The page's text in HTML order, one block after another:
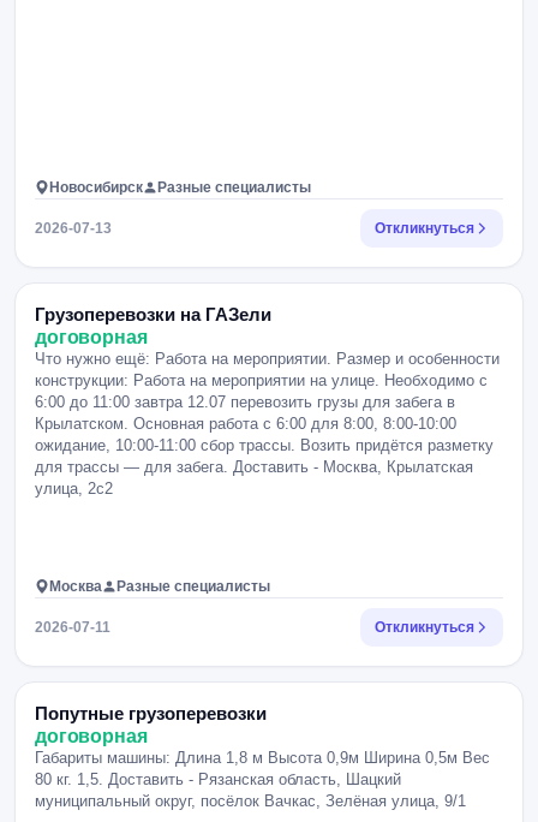
Новосибирск Разные специалисты
2026-07-13 Откликнуться
Грузоперевозки на ГАЗели
договорная
Что нужно ещё: Работа на мероприятии. Размер и особенности
конструкции: Работа на мероприятии на улице. Необходимо с
6:00 до 11:00 завтра 12.07 перевозить грузы для забега в
Крылатском. Основная работа с 6:00 для 8:00, 8:00-10:00
ожидание, 10:00-11:00 сбор трассы. Возить придётся разметку
для трассы — для забега. Доставить - Москва, Крылатская
улица, 2с2
Москва Разные специалисты
2026-07-11 Откликнуться
Попутные грузоперевозки
договорная
Габариты машины: Длина 1,8 м Высота 0,9м Ширина 0,5м Вес
80 кг. 1,5. Доставить - Рязанская область, Шацкий
муниципальный округ, посёлок Вачкас, Зелёная улица, 9/1